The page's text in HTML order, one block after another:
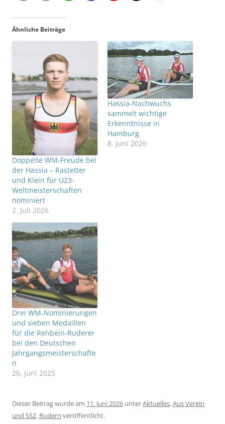
Ähnliche Beiträge
Doppelte WM-Freude bei
der Hassia – Rastetter
und Klein für U23-
Weltmeisterschaften
nominiert
2. Juli 2026
Hassia-Nachwuchs
sammelt wichtige
Erkenntnisse in
Hamburg
8. Juni 2026
Drei WM-Nominierungen
und sieben Medaillen
für die Rehbein-Ruderer
bei den Deutschen
Jahrgangsmeisterschafte
n
26. Juni 2025
Dieser Beitrag wurde am 11. Juni 2026 unterAktuelles,Aus Verein
und SSZ, Rudern veröffentlicht.